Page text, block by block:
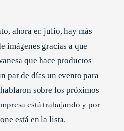
ahora en julio, hay más
imágenes gracias a que
que hace productos
par de días un evento para
sobre los próximos
está trabajando y por
está en la lista.